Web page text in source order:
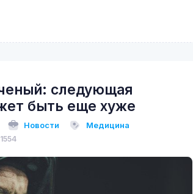
следующая
быть еще хуже
Новости
Медицина
1554